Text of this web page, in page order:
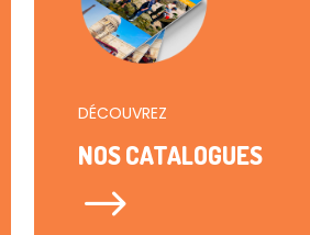
DÉCOUVREZ
NOS CATALOGUES
$